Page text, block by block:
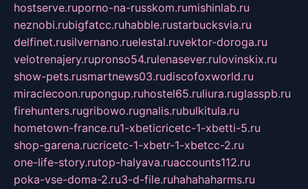
hostserve.ruporno-na-russkom.rumishinlab.ru
neznobi.rubigfatcc.ruhabble.rustarbucksvia.ru
delfinet.rusilvernano.ruelestal.ruvektor-doroga.ru
velotrenajery.rupronso54.rulenasever.rulovinskix.ru
show-pets.rusmartnews03.rudiscofoxworld.ru
miraclecoon.rupongup.ruhostel65.ruliura.ruglasspb.ru
firehunters.rugribowo.rugnalis.rubulkitula.ru
hometown-france.ru1-xbeticricetc-1-xbetti-5.ru
shop-garena.rucricetc-1-xbetr-1-xbetcc-2.ru
one-life-story.rutop-halyava.ruaccounts112.ru
poka-vse-doma-2.ru3-d-file.ruhahahaharms.ru